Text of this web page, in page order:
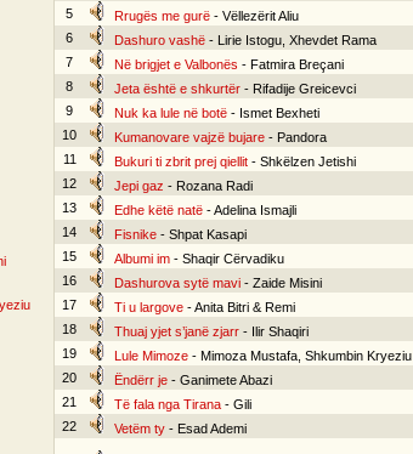
5
Rrugës me gurë- Vëllezërit Aliu
6
Dashuro vashë- Lirie Istogu, Xhevdet Rama
7
Në brigjet e Valbonës - Fatmira Breçani
8
Jeta është e shkurtër- Rifadije Greicevci
9
Nuk ka lule në botë- Ismet Bexheti
10
Kumanovare vajzë bujare- Pandora
11
Bukuri ti zbrit prej qiellit- Shkëlzen Jetishi
12
Jepi gaz - Rozana Radi
13
Edhe këtë natë- Adelina Ismajli
14
Fisnike- Shpat Kasapi
15
Albumi im- Shaqir Cërvadiku
16
Dashurova sytë mavi- Zaide Misini
17
Ti u largove- Anita Bitri & Remi
18
Thuaj yjet s’janë zjarr- Ilir Shaqiri
19
Lule Mimoze- Mimoza Mustafa, Shkumbin Kryeziu
20
Ëndërr je- Ganimete Abazi
21
Të fala nga Tirana- Gili
22
Vetëm ty- Esad Ademi